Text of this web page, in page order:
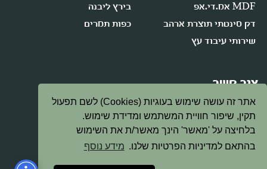
אתר זה עושה שימוש בעוגיות (Cookies) לשם תפעול
תקין, שיפור חוויית המשתמש ומדידת שימוש.
בלחיצה על 'מאשר' הינך מאשר/ת את השימוש
בהתאם למדיניות הפרטיות שלנו. מידע נוסף
MDF אמ.די.אפ
בירץ ליבנה
דק סינטתי תוצרת ארהב
כפות תמרים
שירותי עיבוד עץ
צור קשר
08-9472378